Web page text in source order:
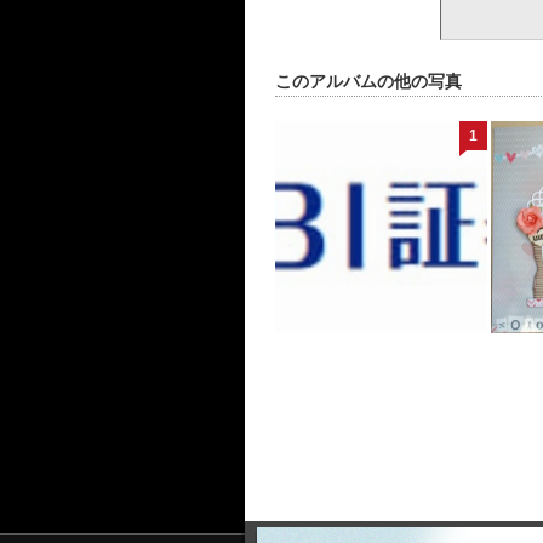
このアルバムの他の写真
1